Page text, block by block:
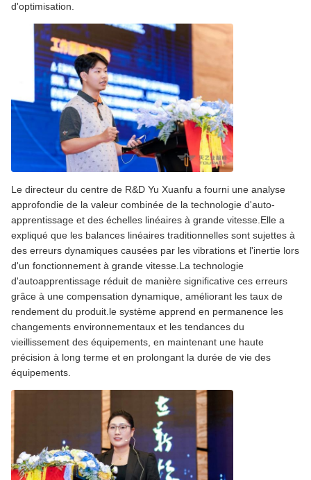
d'optimisation.
Le directeur du centre de R&D Yu Xuanfu a fourni une analyse
approfondie de la valeur combinée de la technologie d'auto-
apprentissage et des échelles linéaires à grande vitesse.Elle a
expliqué que les balances linéaires traditionnelles sont sujettes à
des erreurs dynamiques causées par les vibrations et l'inertie lors
d'un fonctionnement à grande vitesse.La technologie
d'autoapprentissage réduit de manière significative ces erreurs
grâce à une compensation dynamique, améliorant les taux de
rendement du produit.le système apprend en permanence les
changements environnementaux et les tendances du
vieillissement des équipements, en maintenant une haute
précision à long terme et en prolongant la durée de vie des
équipements.